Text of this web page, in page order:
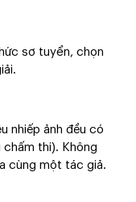
sơ tuyển, chọn
nhiếp ảnh đều có
chấm thi). Không
cùng một tác giả.